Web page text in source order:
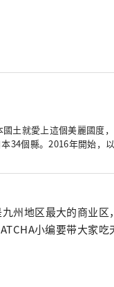
土就愛上這個美麗國度
34個縣。2016年開始，
州地区最大的商业
小编要带大家